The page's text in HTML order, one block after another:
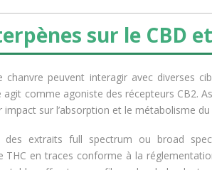
sur le CBD
chanvre peuvent interagir avec diverses
agit comme agoniste des récepteurs CB2.
impact sur l’absorption et le métabolisme
des extraitsfull spectrum ou broad
THC en traces conforme à la